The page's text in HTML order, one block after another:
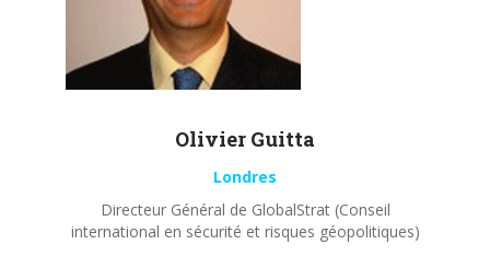
Olivier Guitta
Londres
Directeur Général de GlobalStrat (Conseil
international en sécurité et risques géopolitiques)